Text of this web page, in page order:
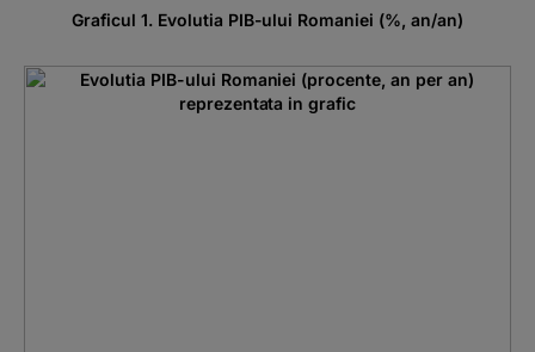
Graficul 1. Evolutia PIB-ului Romaniei (%, an/an)